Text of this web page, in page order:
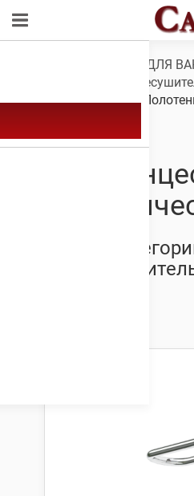
САНТЕХНИКА ДЛЯ
полотенцесушители/
Товары из